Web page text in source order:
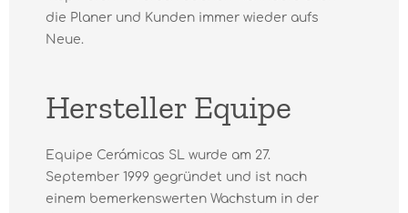
die Planer und Kunden immer wieder aufs
Neue.
Hersteller Equipe
Equipe Cerámicas SL wurde am 27.
September 1999 gegründet und ist nach
einem bemerkenswerten Wachstum in der